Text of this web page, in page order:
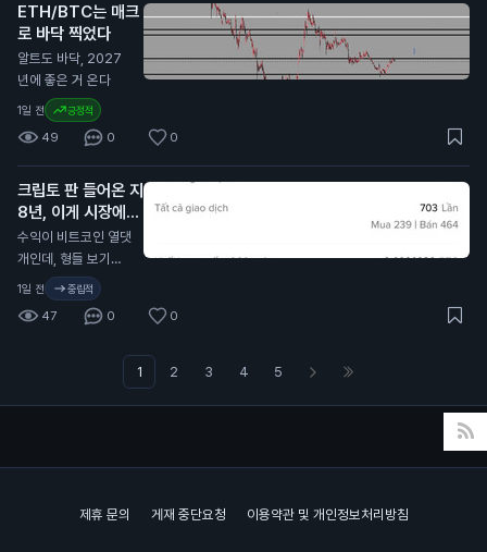
1% 남음. 가격 한 번
만 위로 튀어도 몇 초
만에 포지션 통째로
증발 가능.
ETH/BTC는 매크
로 바닥 찍었다
알트도 바닥, 2027
년에 좋은 거 온다
1일 전 긍정적
49 0 0
크립토 판 들어온 지
8년, 이게 시장에서
줍줍해서 모은 돈이
고 에어드랍이 대충
80% 차지함.
수익이 비트코인 열댓
개인데, 형들 보기에
나 얼마 번 거 같음?
ㅋㅋㅋ
1일 전 중립적
47 0 0
1 2 3 4 5
제휴 문의 게재 중단요청 이용약관 및 개인정보처리방침